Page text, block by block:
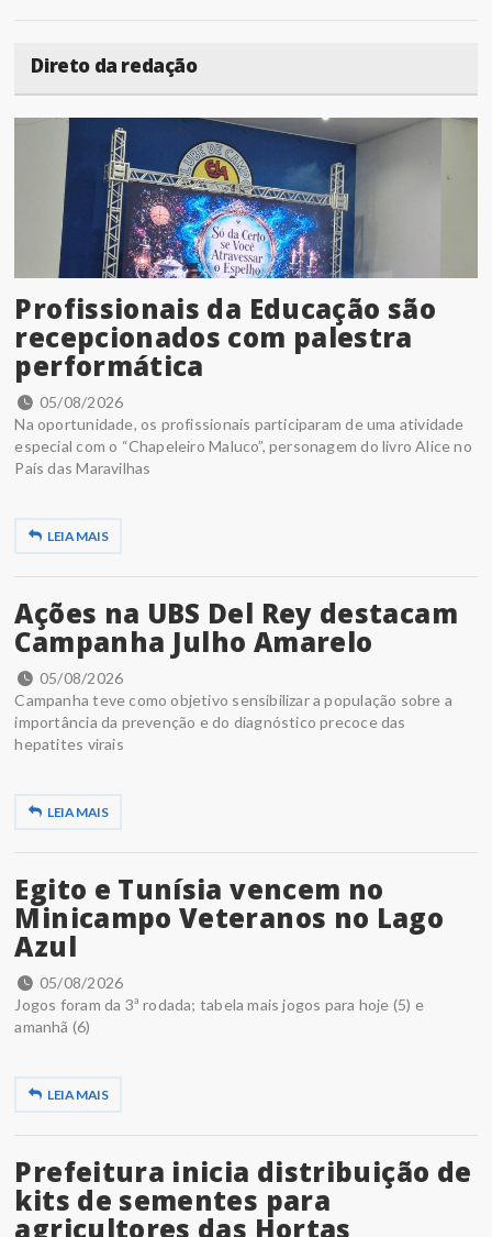
Direto da redação
Profissionais da Educação são
recepcionados com palestra
performática
05/08/2026
Na oportunidade, os profissionais participaram de uma atividade
especial com o “Chapeleiro Maluco”, personagem do livro Alice no
País das Maravilhas
LEIA MAIS
Ações na UBS Del Rey destacam
Campanha Julho Amarelo
05/08/2026
Campanha teve como objetivo sensibilizar a população sobre a
importância da prevenção e do diagnóstico precoce das
hepatites virais
LEIA MAIS
Egito e Tunísia vencem no
Minicampo Veteranos no Lago
Azul
05/08/2026
Jogos foram da 3ª rodada; tabela mais jogos para hoje (5) e
amanhã (6)
LEIA MAIS
Prefeitura inicia distribuição de
kits de sementes para
agricultores das Hortas